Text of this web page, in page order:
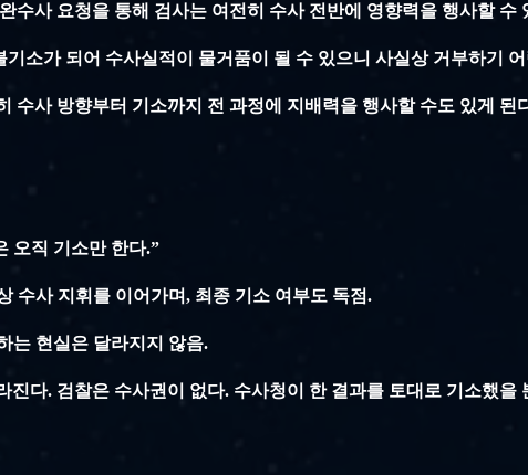
수사 요청을 통해 검사는 여전히 수사 전반에 영향력을 행사할 수
소가 되어 수사실적이 물거품이 될 수 있으니 사실상 거부하기
수사 방향부터 기소까지 전 과정에 지배력을 행사할 수도 있게 된
오직 기소만 한다.”
수사 지휘를 이어가며, 최종 기소 여부도 독점.
는 현실은 달라지지 않음.
진다. 검찰은 수사권이 없다. 수사청이 한 결과를 토대로 기소했을